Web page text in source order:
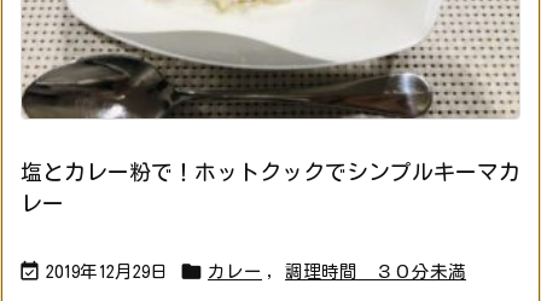
塩とカレー粉で！ホットクックでシンプルキーマカ
レー
 2019年12月29日  カレー , 調理時間 ３０分未満